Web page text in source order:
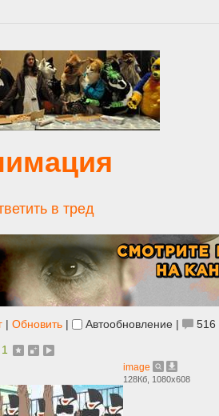
в тред
| Обновить | Автообновление | 516
1
image
128Кб, 1080x608